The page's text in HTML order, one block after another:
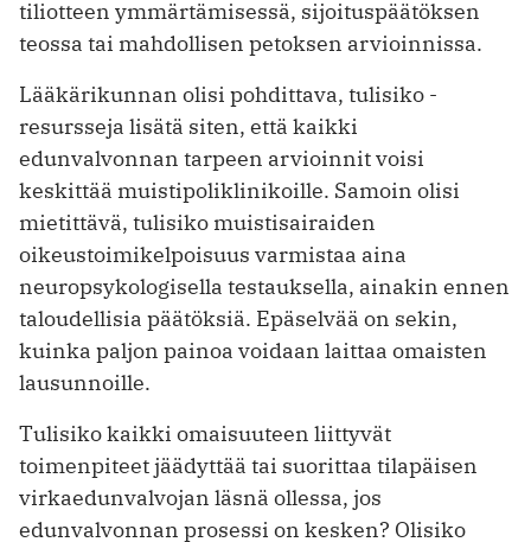
tiliotteen ymmärtämisessä, sijoituspäätöksen
teossa tai mahdollisen petoksen arvioinnissa.
Lääkärikunnan olisi pohdittava, tulisiko ­
resursseja lisätä siten, että kaikki
edunvalvonnan tarpeen arvioinnit voisi
keskittää muisti­poliklinikoille. Samoin olisi
mietittävä, tulisiko muistisairaiden
oikeustoimikelpoisuus varmistaa ­aina
neuropsykologisella testauksella, ainakin ennen
taloudellisia päätöksiä. Epäselvää on sekin,
kuinka paljon painoa voidaan laittaa omaisten
lausunnoille.
Tulisiko kaikki omaisuuteen liittyvät
toimenpiteet jäädyttää tai suorittaa tilapäisen
virkaedunvalvojan läsnä ollessa, jos
edunvalvonnan prosessi on kesken? Olisiko